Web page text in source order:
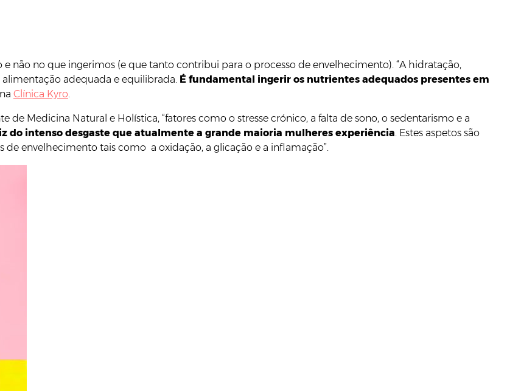
não no que ingerimos (e que tanto contribui para o processo de envelhecimento). “A hidratação,
adequada e equilibrada. É fundamental ingerir os nutrientes adequados presentes em
Clínica Kyro
de Medicina Natural e Holística, “fatores como o stresse crónico, a falta de sono, o sedentarismo e a
do intenso desgaste que atualmente a grande maioria mulheres experiência . Estes aspetos são
envelhecimento tais como a oxidação, a glicação e a inflamação”.